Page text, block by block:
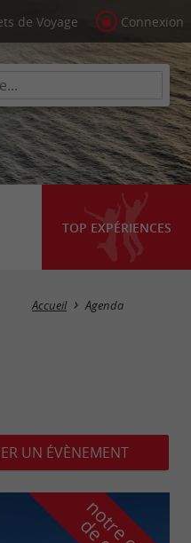
de Voyage Connexion
TOP EXPÉRIENCES
Masquer la carte
Accueil Agenda
UN ÉVÈNEMENT